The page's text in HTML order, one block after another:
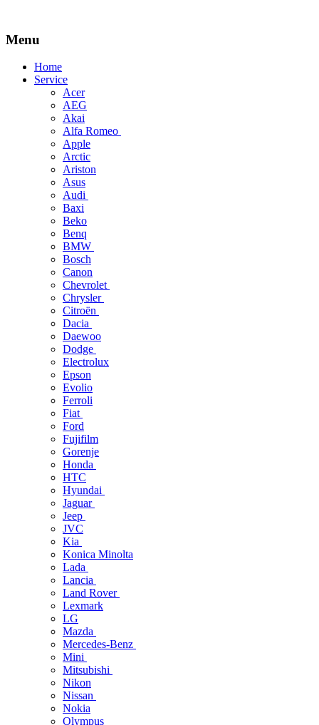
Menu
Skip
Home
Service
Acer
AEG
Akai
Alfa Romeo
Apple
Arctic
Ariston
Asus
Audi
Baxi
Beko
Benq
BMW
Bosch
Canon
Chevrolet
Chrysler
Citroën
Dacia
Daewoo
Dodge
Electrolux
Epson
Evolio
Ferroli
Fiat
Ford
Fujifilm
Gorenje
Honda
HTC
Hyundai
Jaguar
Jeep
JVC
Kia
Konica Minolta
Lada
Lancia
Land Rover
Lexmark
LG
Mazda
Mercedes-Benz
Mini
Mitsubishi
Nikon
Nissan
Nokia
Olympus